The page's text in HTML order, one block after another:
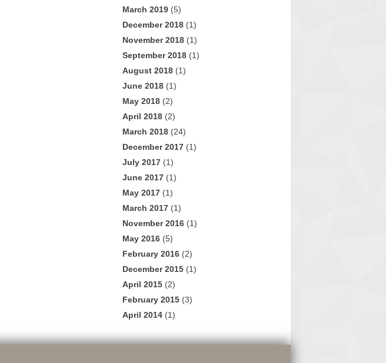
March 2019 (5)
December 2018 (1)
November 2018 (1)
September 2018 (1)
August 2018 (1)
June 2018 (1)
May 2018 (2)
April 2018 (2)
March 2018 (24)
December 2017 (1)
July 2017 (1)
June 2017 (1)
May 2017 (1)
March 2017 (1)
November 2016 (1)
May 2016 (5)
February 2016 (2)
December 2015 (1)
April 2015 (2)
February 2015 (3)
April 2014 (1)